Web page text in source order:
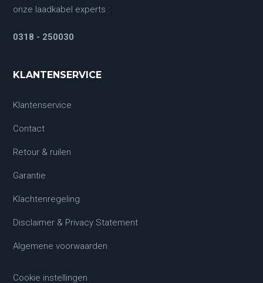
onze laadkabel experts :
0318 - 250030
KLANTENSERVICE
Klantenservice
Contact
Retour & ruilen
Garantie
Klachtenregeling
Disclaimer & Privacy Statement
Algemene voorwaarden
Cookie instellingen